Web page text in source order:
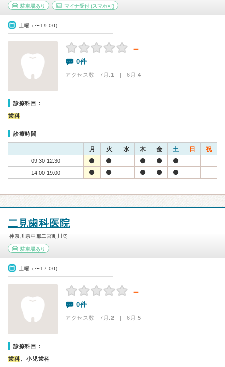
駐車場あり マイナ受付(スマホ可)
土曜（〜19:00）
－
0件
アクセス数 7月:1 | 6月:4
診療科目：
歯科
診療時間
月 火 水 木 金 土 日 祝
09:30-12:30
14:00-19:00
二見歯科医院
神奈川県中郡二宮町川匂
駐車場あり
土曜（〜17:00）
－
0件
アクセス数 7月:2 | 6月:5
診療科目：
歯科、小児歯科